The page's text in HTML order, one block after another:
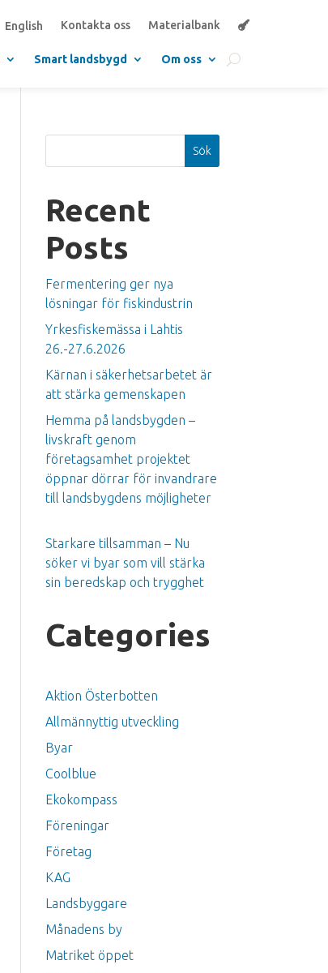
English Kontakta oss Materialbank
Smart landsbygd Om oss
Sök
Recent
Posts
Fermentering ger nya
lösningar för fiskindustrin
Yrkesfiskemässa i Lahtis
26.-27.6.2026
Kärnan i säkerhetsarbetet är
att stärka gemenskapen
Hemma på landsbygden –
livskraft genom
företagsamhet projektet
öppnar dörrar för invandrare
till landsbygdens möjligheter
Starkare tillsamman – Nu
söker vi byar som vill stärka
sin beredskap och trygghet
Categories
Aktion Österbotten
Allmännyttig utveckling
Byar
Coolblue
Ekokompass
Föreningar
Företag
KAG
Landsbyggare
Månadens by
Matriket öppet